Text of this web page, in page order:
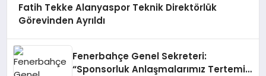
Fatih Tekke Alanyaspor Teknik Direktörlük
Görevinden Ayrıldı
Fenerbahçe Genel Sekreteri:
“Sponsorluk Anlaşmalarımız Tertemiz